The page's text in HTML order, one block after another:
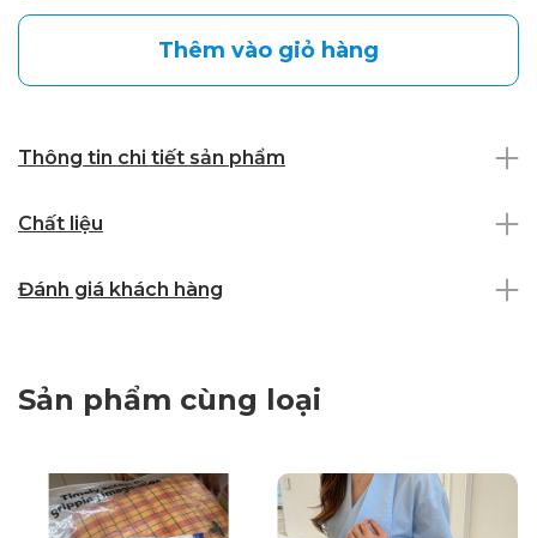
Thêm vào giỏ hàng
Thông tin chi tiết sản phẩm
Chất liệu
Đánh giá khách hàng
Sản phẩm cùng loại